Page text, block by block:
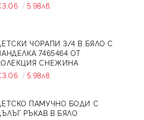
5.98лв.
ЧОРАПИ 3/4 В БЯЛО С
7465464 ОТ
СНЕЖИНА
5.98лв.
ПАМУЧНО БОДИ С
РЪКАВ В БЯЛО